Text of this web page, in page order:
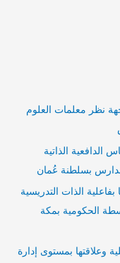
نظر معلمات العلوم
الدافعية الذاتية
بسلطنة عُمان
الذات التدريسية
الحكومية بمكة
وعلاقتها بمستوى إدارة